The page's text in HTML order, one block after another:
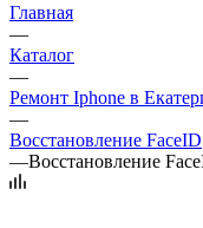
Главная
—
Каталог
—
Ремонт Iphone в
—
Восстановление FaceID
—Восстановление